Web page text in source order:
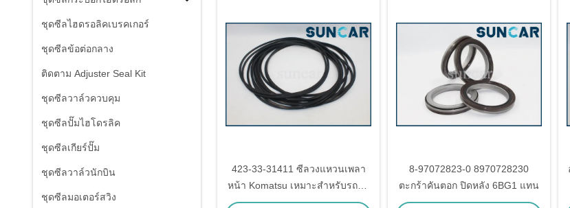
ชุดซีลไฮดรอลิคเบรคเกอร์
ชุดซีลข้อต่อกลาง
ติดตาม Adjuster Seal Kit
ชุดซีลวาล์วควบคุม
ชุดซีลปั๊มไฮโดรลิค
ชุดซีลเกียร์ปั๊ม
ชุดซีลวาล์วนักบิน
ชุดซีลมอเตอร์สวิง
423-33-31411 ซีลวงแหวนเพลา
หน้า Komatsu เหมาะสำหรับรถตัก
ล้อยาง WA380-7
8-97072823-0 8970728230
ตะกร้าคันตอก ปิดหลัง 6BG1 แทน